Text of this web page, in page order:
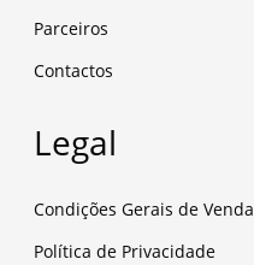
Parceiros
Contactos
Legal
Condições Gerais de Venda
Política de Privacidade